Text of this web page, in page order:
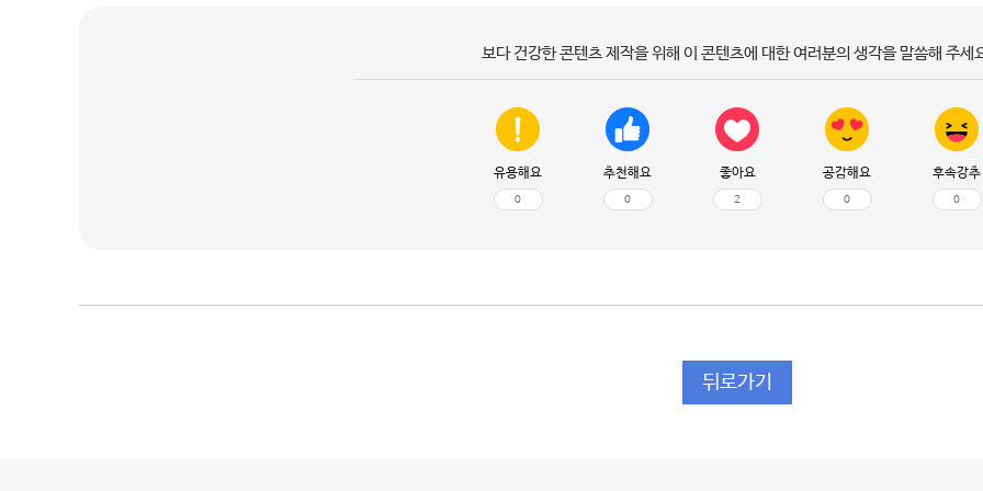
보다 건강한 콘텐츠 제작을 위해 이 콘텐츠에 대한 여러분의 생각을 말씀해 주세
유용해요
0
추천해요
0
좋아요
2
공감해요
0
후속강추
0
뒤로가기